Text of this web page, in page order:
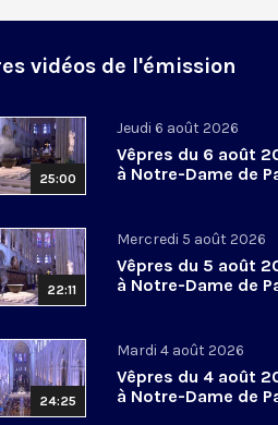
vidéos de l'émission
25:00
Jeudi 6 août 2026
Vêpres du 6 août
à Notre-Dame de
22:11
Mercredi 5 août 2026
Vêpres du 5 août
à Notre-Dame de
24:25
Mardi 4 août 2026
Vêpres du 4 août
à Notre-Dame de